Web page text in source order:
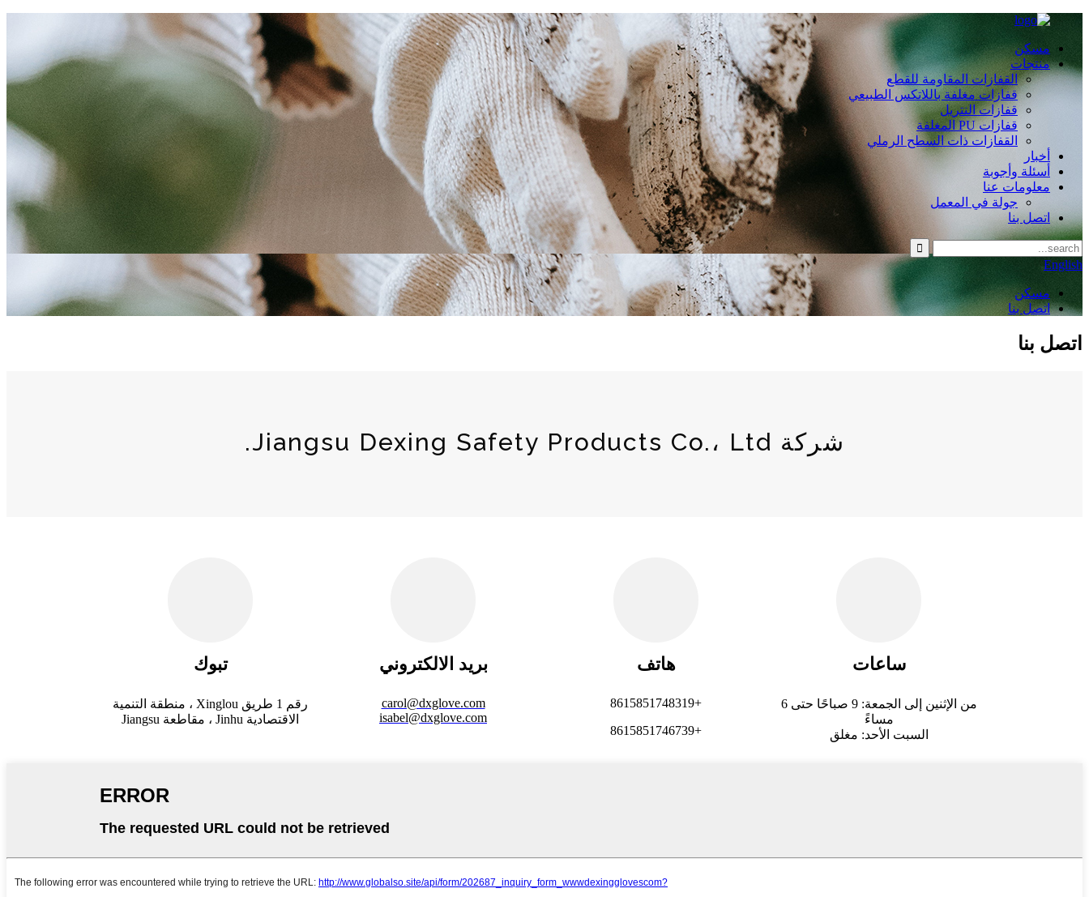
مسكن
منتجات
القفازات المقاومة للقطع
قفازات مغلفة باللاتكس الطبيعي
قفازات النتريل
قفازات PU المغلفة
القفازات ذات السطح الرملي
أخبار
أسئلة وأجوبة
معلومات عنا
جولة في المعمل
اتصل بنا
English
مسكن
اتصل بنا
اتصل بنا
شركة Jiangsu Dexing Safety Products Co.، Ltd.
تبوك
رقم 1 طريق Xinglou ، منطقة التنمية
الاقتصادية Jinhu ، مقاطعة Jiangsu
بريد الالكتروني
carol@dxglove.com
isabel@dxglove.com
هاتف
+8615851748319
+8615851746739
ساعات
من الإثنين إلى الجمعة: 9 صباحًا حتى 6
مساءً
السبت الأحد: مغلق